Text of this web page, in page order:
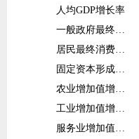
人均GDP增长率
一般政府最终消费支出增长率
居民最终消费支出增长率
固定资本形成总额增长率
农业增加值增长率
工业增加值增长率
服务业增加值增长率